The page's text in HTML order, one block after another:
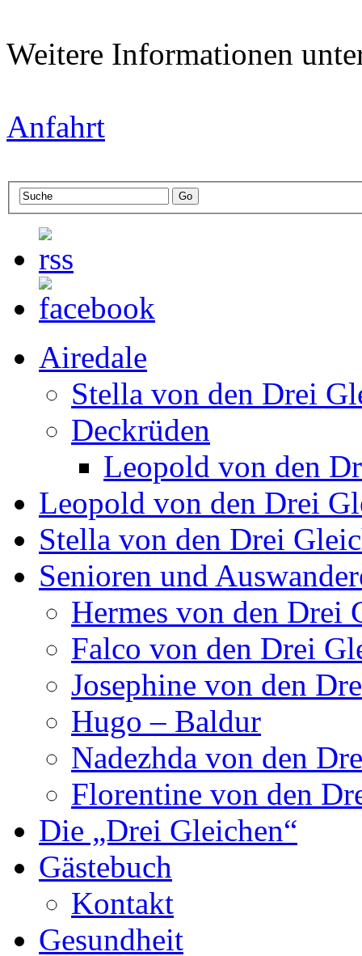
Weitere Informationen
Anfahrt
Airedale
Stella von den Drei
Deckrüden
Leopold von den
Leopold von den Drei
Stella von den Drei
Senioren und
Hermes von den Drei
Falco von den Drei
Josephine von den
Hugo – Baldur
Nadezhda von den
Florentine von den
Die „Drei Gleichen“
Gästebuch
Kontakt
Gesundheit